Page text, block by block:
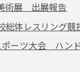
術展 出展報告
総体レスリング
ーツ大会 ハン